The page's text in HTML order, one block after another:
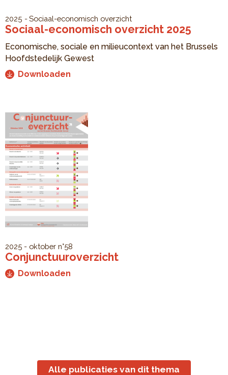
2025 Sociaal-economisch overzicht
Sociaal-economisch overzicht 2025
Economische, sociale en milieucontext van het Brussels
Hoofdstedelijk Gewest
Downloaden
2025 - oktober n°58
Conjunctuuroverzicht
Downloaden
Alle publicaties van dit thema